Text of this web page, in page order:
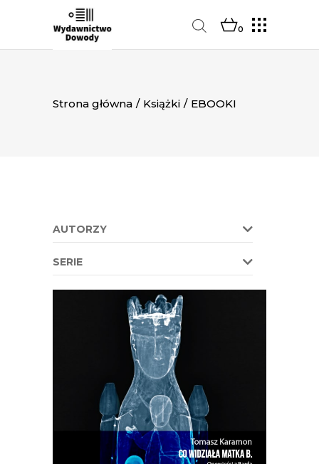
0
Strona główna / Książki / EBOOKI
AUTORZY
SERIE
[EBOOK] CO WIDZIAŁA MATKA
B.
W Bardzie przeszłość i teraźniejszość
przeplatają się w niekończącym się
cyklu…